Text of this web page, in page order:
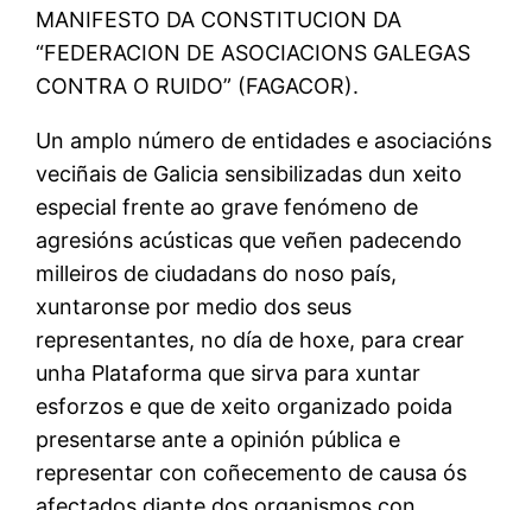
MANIFESTO DA CONSTITUCION DA
“FEDERACION DE ASOCIACIONS GALEGAS
CONTRA O RUIDO” (FAGACOR).
Un amplo número de entidades e asociacións
veciñais de Galicia sensibilizadas dun xeito
especial frente ao grave fenómeno de
agresións acústicas que veñen padecendo
milleiros de ciudadans do noso país,
xuntaronse por medio dos seus
representantes, no día de hoxe, para crear
unha Plataforma que sirva para xuntar
esforzos e que de xeito organizado poida
presentarse ante a opinión pública e
representar con coñecemento de causa ós